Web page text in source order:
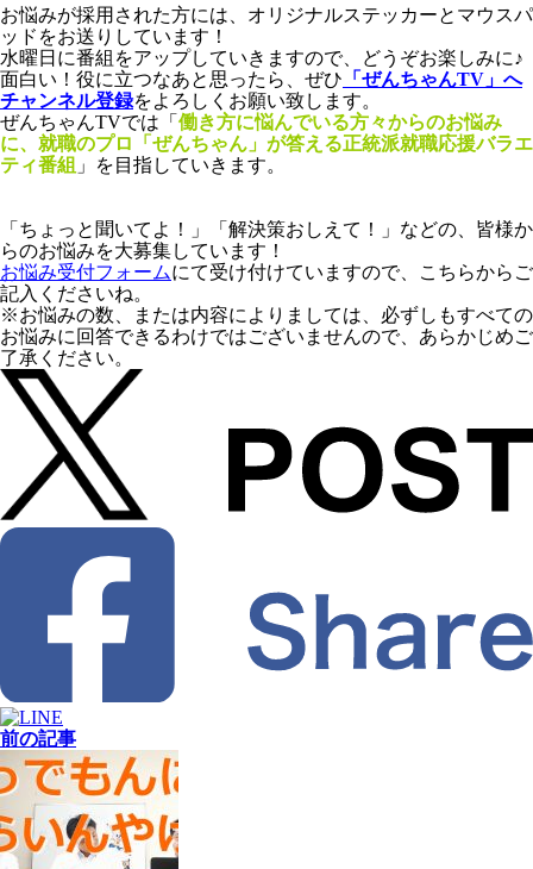
お悩みが採用された方には、オリジナルステッカーとマウスパ
ッドをお送りしています！
水曜日に番組をアップしていきますので、どうぞお楽しみに♪
面白い！役に立つなあと思ったら、ぜひ 「ぜんちゃんTV」へ
チャンネル登録をよろしくお願い致します。
ぜんちゃんTVでは「 働き方に悩んでいる方々からのお悩み
に、就職のプロ「ぜんちゃん」が答える正統派就職応援バラエ
ティ番組 」 を目指していきます。
「ちょっと聞いてよ！」「解決策おしえて！」などの、皆様か
らのお悩みを大募集しています！
お悩み受付フォームにて受け付けていますので、こちらからご
記入くださいね。
※お悩みの数、または内容によりましては、必ずしもすべての
お悩みに回答できるわけではございませんので、あらかじめご
了承ください。
前の記事